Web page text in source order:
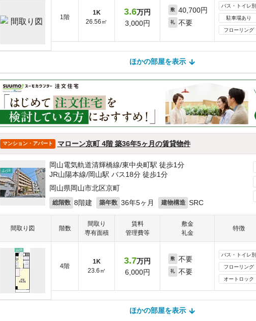
1階
1K
26.56㎡
3.6万円
3,000円
敷 40,700円
礼 不要
バス・トイレ別
駐車場あり
フローリング
ほかの部屋を表示
ほかの部屋は見つかりませんでした
マンション・アパート マローン京町 4階 築36年5ヶ月の賃貸物件
岡山電気軌道清輝橋線/東中央町駅 徒歩1分
JR山陽本線/岡山駅 バス18分 徒歩1分
岡山県岡山市北区京町
総階数 8階建 築年数 36年5ヶ月 建物構造 SRC
間取り図 階数
間取り
専有面積
賃料
管理費等
敷金
礼金
特徴
4階
1K
23.6㎡
3.7万円
6,000円
敷 不要
礼 不要
バス・トイレ別
フローリング
オートロック
ほかの部屋を表示